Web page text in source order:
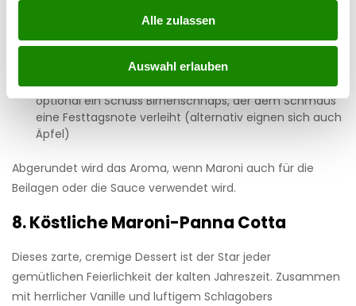
Alle zulassen
Auswahl erlauben
Petersilie, gewürfelte Birnen und vorgegarte, gehackte
abschmecken
Weitere Gewürze können natürlich nach Bedarf und
Vorliebe hinzugefügt werden, zum Beispiel Majoran,
optional ein Schuss Birnenschnaps, der dem Schmaus
eine Festtagsnote verleiht (alternativ eignen sich auch
Äpfel)
Abgerundet wird das Aroma, wenn Maroni auch für die
Beilagen oder die Sauce verwendet wird.
8. Köstliche Maroni-Panna Cotta
Dieses zarte, cremige Dessert ist der Star jeder
gemütlichen Feierlichkeit der kalten Jahreszeit. Zusammen
mit herrlicher Vanille und luftigem Schlagobers